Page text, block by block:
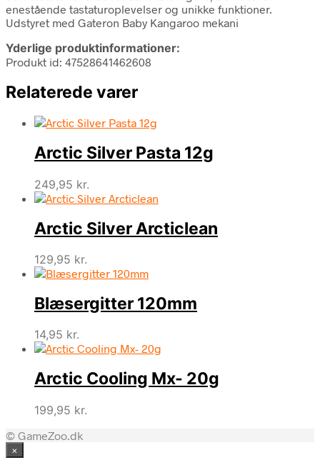
enestående tastaturoplevelser og unikke funktioner.
Udstyret med Gateron Baby Kangaroo mekani
Yderlige produktinformationer:
Produkt id: 47528641462608
Relaterede varer
Arctic Silver Pasta 12g
249,95 kr.
Arctic Silver Arcticlean
129,95 kr.
Blæsergitter 120mm
14,95 kr.
Arctic Cooling Mx- 20g
199,95 kr.
© GameZoo.dk
×